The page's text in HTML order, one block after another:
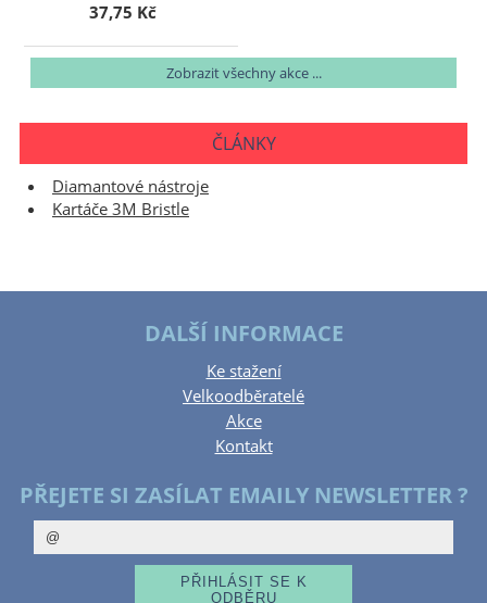
37,75 Kč
Zobrazit všechny akce ...
ČLÁNKY
Diamantové nástroje
Kartáče 3M Bristle
DALŠÍ INFORMACE
Ke stažení
Velkoodběratelé
Akce
Kontakt
PŘEJETE SI ZASÍLAT EMAILY NEWSLETTER ?